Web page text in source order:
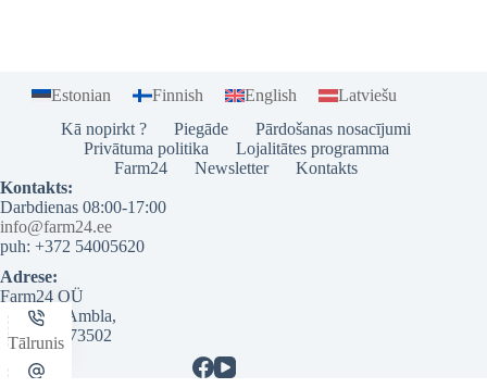
Estonian Finnish English
Latviešu
Kā nopirkt ?
Piegāde
Pārdošanas nosacījumi
Privātuma politika
Lojalitātes programma
Farm24
Newsletter
Kontakts
Kontakts:
Darbdienas 08:00-17:00
info@farm24.ee
puh: +372 54005620
Adrese:
Farm24 OÜ
Pikk 37b Ambla,
Järvamaa 73502
Tālrunis